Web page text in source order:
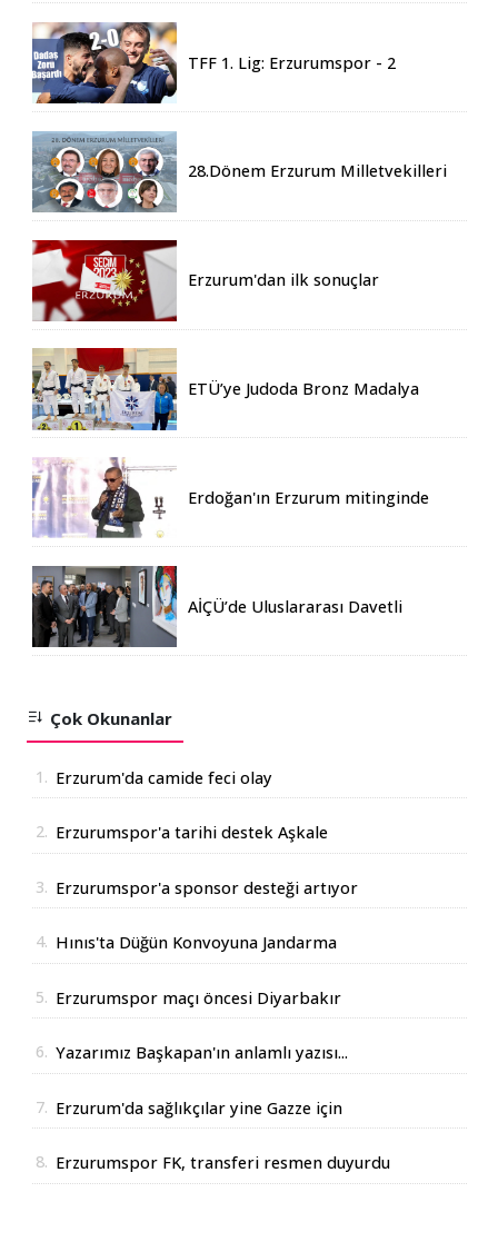
TFF 1. Lig: Erzurumspor - 2
28.Dönem Erzurum Milletvekilleri
Erzurum'dan ilk sonuçlar
ETÜ’ye Judoda Bronz Madalya
Erdoğan'ın Erzurum mitinginde
AİÇÜ’de Uluslararası Davetli
Çok Okunanlar
1. Erzurum'da camide feci olay
2. Erzurumspor'a tarihi destek Aşkale
3. Erzurumspor'a sponsor desteği artıyor
4. Hınıs'ta Düğün Konvoyuna Jandarma
5. Erzurumspor maçı öncesi Diyarbakır
6. Yazarımız Başkapan'ın anlamlı yazısı...
7. Erzurum'da sağlıkçılar yine Gazze için
8. Erzurumspor FK, transferi resmen duyurdu